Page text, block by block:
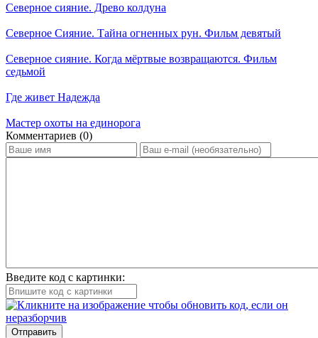
Северное сияние. Древо колдуна
Северное Сияние. Тайна огненных рун. Фильм девятый
Северное сияние. Когда мёртвые возвращаются. Фильм
седьмой
Где живет Надежда
Мастер охоты на единорога
Ком­мен­та­ри­ев (0)
Введите код с картинки:
Отправить